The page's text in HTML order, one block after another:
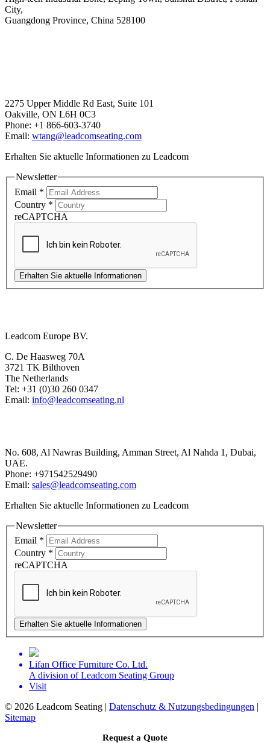
City,
​​​​​​​Guangdong Province, China 528100
2275 Upper Middle Rd East, Suite 101
Oakville, ON L6H 0C3
Phone: +1 866-603-3740
Email: wtang@leadcomseating.com
Erhalten Sie aktuelle Informationen zu Leadcom
Newsletter
Email *
Country *
reCAPTCHA
Erhalten Sie aktuelle Informationen
Leadcom Europe BV.
C. De Haasweg 70A
3721 TK Bilthoven
The Netherlands
Tel: +31 (0)30 260 0347
Email: info@leadcomseating.nl
No. 608, Al Nawras Building, Amman Street, Al Nahda 1, Dubai,
UAE.
Phone: +971542529490
Email: sales@leadcomseating.com
Erhalten Sie aktuelle Informationen zu Leadcom
Newsletter
Email *
Country *
reCAPTCHA
Erhalten Sie aktuelle Informationen
Lifan Office Furniture Co. Ltd.
A division of Leadcom Seating Group
Visit
© 2026 Leadcom Seating | Datenschutz & Nutzungsbedingungen |
Sitemap
Request a Quote